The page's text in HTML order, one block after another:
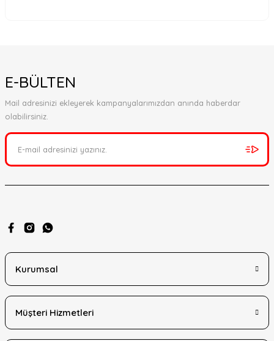
E-BÜLTEN
Mail adresinizi ekleyerek kampanyalarımızdan anında haberdar
olabilirsiniz.
Kurumsal
Müşteri Hizmetleri